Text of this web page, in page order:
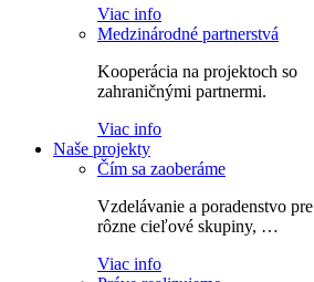
Viac info
Medzinárodné partnerstvá
Kooperácia na projektoch so
zahraničnými partnermi.
Viac info
Naše projekty
Čím sa zaoberáme
Vzdelávanie a poradenstvo pre
rôzne cieľové skupiny, …
Viac info